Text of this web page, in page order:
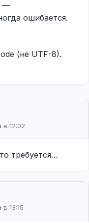
—
ошибается.
(не UTF-8).
в 12:02
требуется…
13:15